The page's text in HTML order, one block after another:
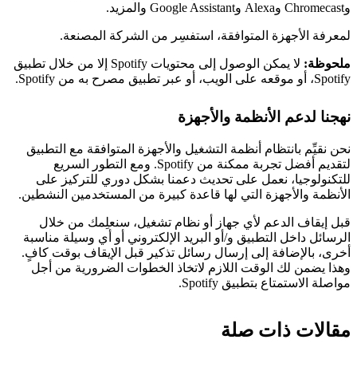
وChromecast وAlexa وGoogle Assistant والمزيد.
لمعرفة الأجهزة المتوافقة، استفسِر من الشركة المصنعة.
ملحوظة:
لا يمكن الوصول إلى محتويات Spotify إلا من خلال تطبيق
Spotify، أو موقعه على الويب، أو عبر تطبيق مصرح به من Spotify.
نهجنا لدعم الأنظمة والأجهزة
نحن نقيِّم بانتظام أنظمة التشغيل والأجهزة المتوافقة مع التطبيق
لتقديم أفضل تجربة ممكنة من Spotify. ومع التطور السريع
للتكنولوجيا، نعمل على تحديث دعمنا بشكل دوري للتركيز على
الأنظمة والأجهزة التي لها قاعدة كبيرة من المستخدمين النشطين.
قبل إيقاف الدعم لأي جهاز أو نظام تشغيل، سنعلِمك من خلال
الرسائل داخل التطبيق و/أو البريد الإلكتروني أو أي وسيلة مناسبة
أخرى، بالإضافة إلى إرسال رسائل تذكير قبل الإيقاف بوقت كافٍ.
وهذا يضمن لك الوقت اللازم لاتخاذ الخطوات الضرورية من أجل
مواصلة الاستمتاع بتطبيق Spotify.
مقالات ذات صلة